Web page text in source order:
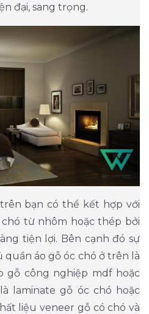
đại, sang trọng.
bạn có thể kết hợp với
từ nhôm hoặc thép bởi
tiện lợi. Bên cạnh đó sự
áo gỗ óc chó ở trên là
gỗ công nghiệp mdf hoặc
laminate gỗ óc chó hoặc
liệu veneer gỗ có chó và